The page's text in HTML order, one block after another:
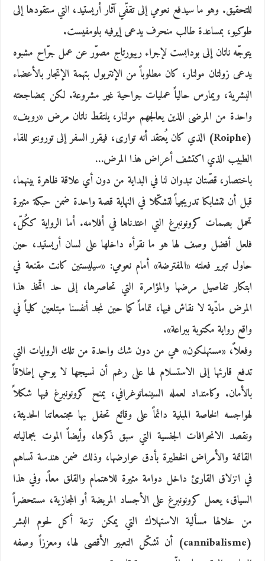
للتحقيق. وهو ما سيدفع نعومي إلى تقفّي آثار أريستيد، التي ستقودها إلى
طوكيو، بمساعدة طالب منحرف يدعى إيرفيه بلومفيست.
يتوجّه ناتان إلى بودابست لإجراء ريبورتاج مصوّر عن عمل جرّاح مشبوه
يدعى زولتان مولنار، كان مطلوباً من الإنتربول بتهمة الإتجار بالأعضاء
البشرية، ويمارس حالياً عمليات جراحية غير مشروعة. لكن بمضاجعته
واحدة من المرضى الذين يعالجهم مولنار، يلتقط ناتان مرض «رويف»
(Roiphe) الذي كان يُعتقد أنه توارى، فيقرر السفر إلى تورونتو للقاء
الطبيب الذي اكتشف أعراض هذا المرض…
باختصار، قصّتان تبدوان لنا في البداية من دون أي علاقة ظاهرة بينهما،
قبل أن تتشابكا تدريجياً لتشكّلا في النهاية قصة واحدة ضمن حبكة مثيرة
تحمل بصمات كرونونبرغ التي اعتدناها في أفلامه. أما الرواية ككُلّ،
فلعل أفضل وصف لها هو ما نقرأه داخلها على لسان أريستيد، حين
حاول تبرير فعلته «المفترضة» أمام نعومي: «سيليستين كانت مقنعة في
ابتكار تفاصيل مرضها والمؤامرة التي تحاصرها، إلى حد اتّخذ هذا
المرض مادّية لا نقاش فيها، تماماً كما حين نجد أنفسنا مبتلعين كلياً في
واقع رواية مكتوبة ببراعة».
وفعلاً، «مستهلكون» هي من دون شك واحدة من تلك الروايات التي
تدفع قارئها إلى الاستسلام لها على رغم أن نسيجها لا يوحي إطلاقاً
بالأمان. وكامتداد لعمله السينماتوغرافي، يمنح كرونونبرغ فيها شكلاً
لهواجسه الخاصة المبنية دائماً على وقائع تحفل بها مجتمعاتنا الحديثة،
ونقصد الانحرافات الجنسية التي سبق ذكرها، وأيضاً الموت بجمالياته
القاتمة والأمراض الخطيرة بأدق عوارضها، وذلك ضمن هندسة تساهم
في انزلاق القارئ داخل دوامة مثيرة للاهتمام والقلق معاً. وفي هذا
السياق، يعمل كرونونبرغ على الأجساد المريضة أو المجازية، مستحضراً
من خلالها مسألية الاستهلاك التي يمكن نزعة أكل لحوم البشر
(cannibalisme) أن تشكّل التعبير الأقصى لها، ومعززاً وصفه